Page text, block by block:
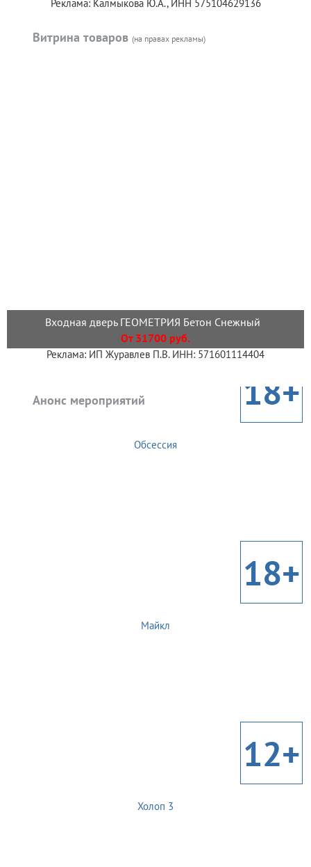
Реклама: Калмыкова Ю.А., ИНН 575104629136
Витрина товаров (на правах рекламы)
Входная дверь ГЕОМЕТРИЯ Бетон Снежный
От 31700 руб.
Реклама: ИП Журавлев П.В. ИНН: 571601114404
Анонс мероприятий 18+
Обсессия
18+
Майкл
12+
Холоп 3